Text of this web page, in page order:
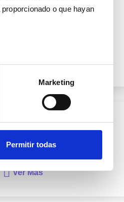
o que hayan
Marketing
Permitir todas
Ver Más
Afiliados
Ver Más